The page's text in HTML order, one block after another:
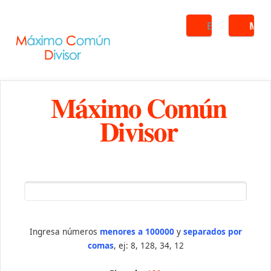
Buscar
Máximo Común
Divisor
Ingresa números menores a 100000y separados por
comas, ej: 8, 128, 34, 12